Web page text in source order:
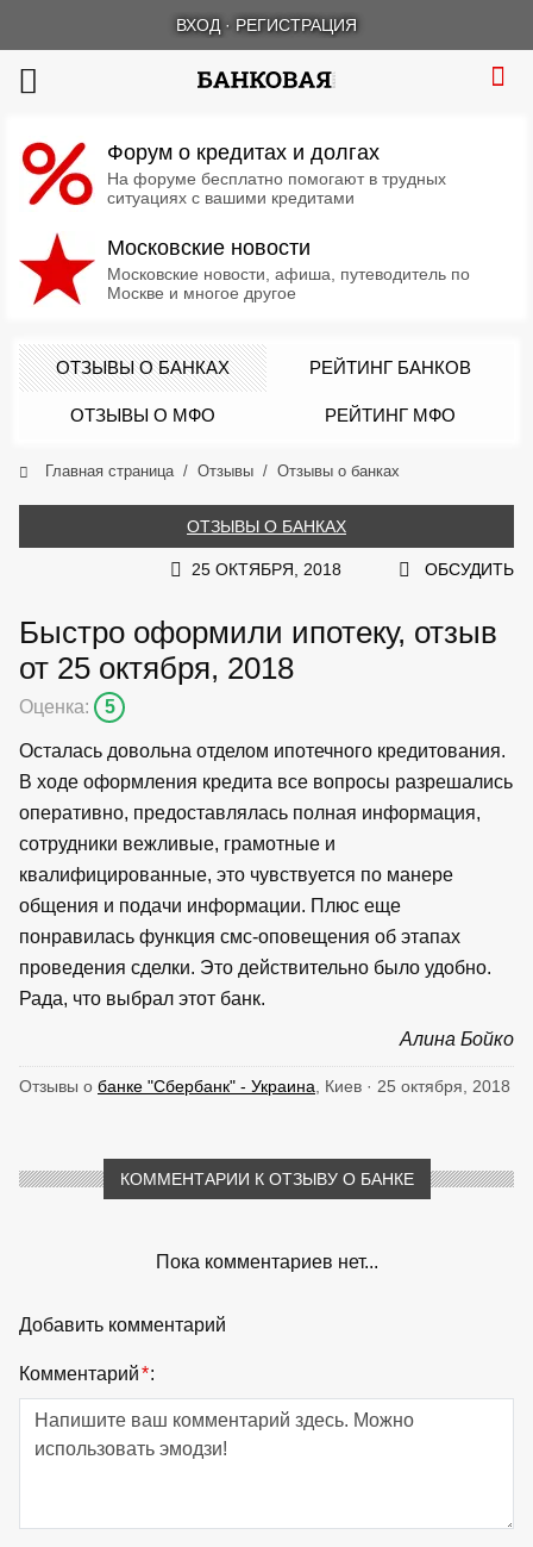
ВХОД · РЕГИСТРАЦИЯ
Форум о кредитах и долгах
На форуме бесплатно помогают в трудных
ситуациях с вашими кредитами
Московские новости
Московские новости, афиша, путеводитель по
Москве и многое другое
ОТЗЫВЫ О БАНКАХ РЕЙТИНГ БАНКОВ
ОТЗЫВЫ О МФО РЕЙТИНГ МФО
Главная страница Отзывы Отзывы о банках
ОТЗЫВЫ О БАНКАХ
25 ОКТЯБРЯ, 2018 ОБСУДИТЬ
Быстро оформили ипотеку, отзыв
от 25 октября, 2018
Оценка: 5
Осталась довольна отделом ипотечного кредитования.
В ходе оформления кредита все вопросы разрешались
оперативно, предоставлялась полная информация,
сотрудники вежливые, грамотные и
квалифицированные, это чувствуется по манере
общения и подачи информации. Плюс еще
понравилась функция смс-оповещения об этапах
проведения сделки. Это действительно было удобно.
Рада, что выбрал этот банк.
Алина Бойко
Отзывы о банке "Сбербанк" - Украина , Киев · 25 октября, 2018
КОММЕНТАРИИ К ОТЗЫВУ О БАНКЕ
Пока комментариев нет...
Добавить комментарий
Комментарий*: